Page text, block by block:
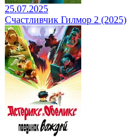
25.07.2025
Счастливчик Гилмор 2 (2025)